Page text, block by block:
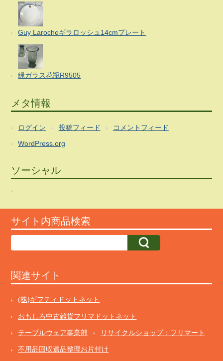
Guy Larocheギラロッシュ14cmプレート
緑ガラス花瓶R9505
メタ情報
ログイン 投稿フィード コメントフィード
WordPress.org
ソーシャル
サイト内商品検索
関連サイト
(株)ギフティドットネット
おもしろ中古雑貨フリマドットネット
テーブルウェア事業部 リサイクルショップ：フリマート
不用品回収遺品整理お片付け